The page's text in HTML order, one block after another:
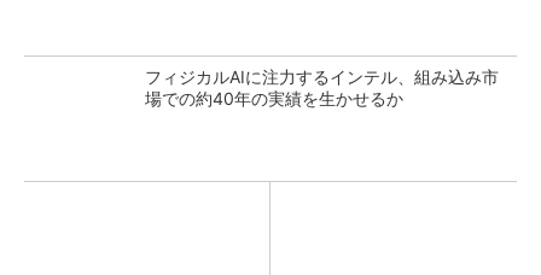
フィジカルAIに注力するインテル、組み込み市
場での約40年の実績を生かせるか